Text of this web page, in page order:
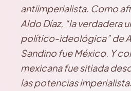
antiimperialista. Como
Aldo Díaz, “la verdadera
político-ideológica” de
Sandino fue México. Y
mexicana fue sitiada
las potencias